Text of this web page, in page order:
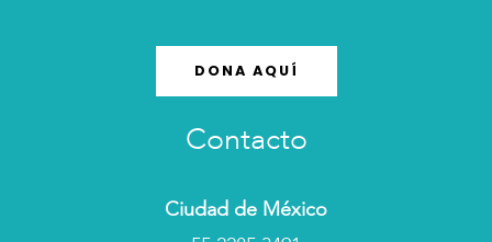
DONA AQUÍ
Contacto
Ciudad de México